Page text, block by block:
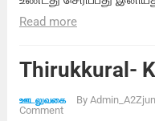
Read more
Thirukkural-
ஊடலுவகை By
Comment